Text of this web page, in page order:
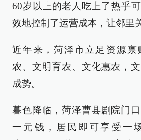
60岁以上的老人吃上了热乎
效地控制了运营成本，让邻里
近年来，菏泽市立足资源禀
农、文明育农、文化惠农，
成势。
暮色降临，菏泽曹县剧院门
一元钱，居民即可享受一